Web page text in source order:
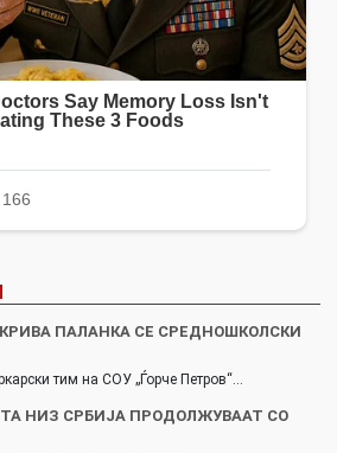
ПАЛАНКА СЕ СРЕДНОШКОЛСКИ
тим на СОУ „Ѓорче Петров“…
НИЗ СРБИЈА ПРОДОЛЖУВААТ СО